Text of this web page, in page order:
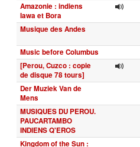
Amazonie : indiens
Iawa et Bora
Musique des Andes
Music before Columbus
[Perou, Cuzco : copie
de disque 78 tours]
Der Muziek Van de
Mens
MUSIQUES DU PEROU.
PAUCARTAMBO
INDIENS Q'EROS
Kingdom of the Sun :